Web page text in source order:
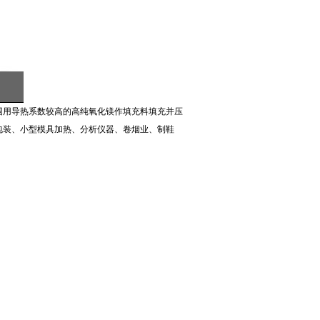
导热系数较高的高纯氧化镁作填充料填充并压
、小型模具加热、分析仪器、卷烟业、制鞋